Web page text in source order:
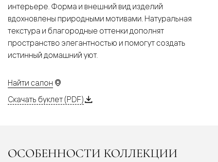
интерьере. Форма и внешний вид изделий
вдохновлены природными мотивами. Натуральная
текстура и благородные оттенки дополнят
пространство элегантностью и помогут создать
истинный домашний уют.
Найти салон
Скачать буклет (PDF)
ОСОБЕННОСТИ КОЛЛЕКЦИИ